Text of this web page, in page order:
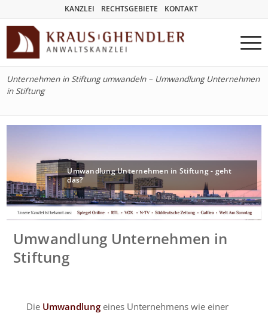
KANZLEI RECHTSGEBIETE KONTAKT
Unternehmen in Stiftung umwandeln – Umwandlung Unternehmen
in Stiftung
Umwandlung Unternehmen in Stiftung - geht
das?
Umwandlung Unternehmen in
Stiftung
Die Umwandlung eines Unternehmens wie einer